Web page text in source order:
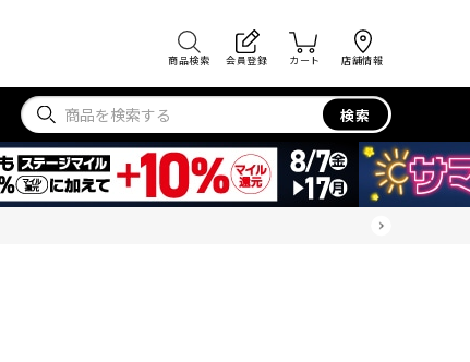
商品検索 会員登録 カート 店舗情報
検索